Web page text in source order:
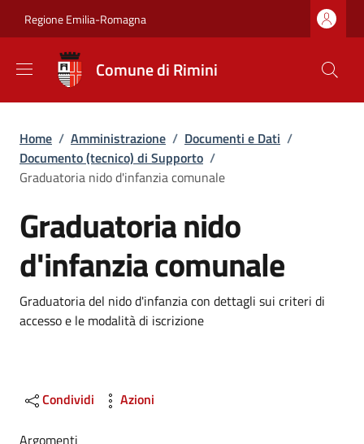
Regione Emilia-Romagna
Comune di Rimini
Briciole di pane
Home / Amministrazione / Documenti e Dati /
Documento (tecnico) di Supporto /
Graduatoria nido d'infanzia comunale
Graduatoria nido
d'infanzia comunale
Dettagli
Graduatoria del nido d'infanzia con dettagli sui criteri di
accesso e le modalità di iscrizione
Condividi Azioni
Argomenti